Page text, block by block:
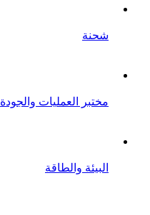
شحنة
مختبر العمليات والجودة
البيئة والطاقة